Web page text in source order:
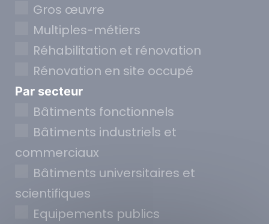
Gros œuvre
Multiples-métiers
Réhabilitation et rénovation
Rénovation en site occupé
Par secteur
Bâtiments fonctionnels
Bâtiments industriels et
commerciaux
Bâtiments universitaires et
scientifiques
Equipements publics